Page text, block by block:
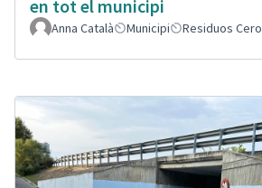
en tot el municipi
Anna Català Municipi Residuos Cero